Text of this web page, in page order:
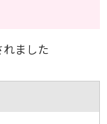
ました